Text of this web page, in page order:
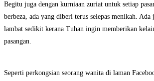
Begitu juga dengan kurniaan zuriat untuk setiap
berbeza, ada yang diberi terus selepas menikah.
lambat sedikit kerana Tuhan ingin memberikan
pasangan.
Seperti perkongsian seorang wanita di laman